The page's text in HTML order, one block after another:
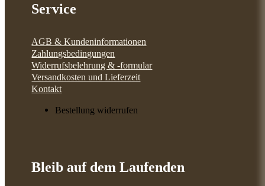
Service
AGB & Kundeninformationen
Zahlungsbedingungen
Widerrufsbelehrung & -formular
Versandkosten und Lieferzeit
Kontakt
Bestellung widerrufen
Bleib auf dem Laufenden